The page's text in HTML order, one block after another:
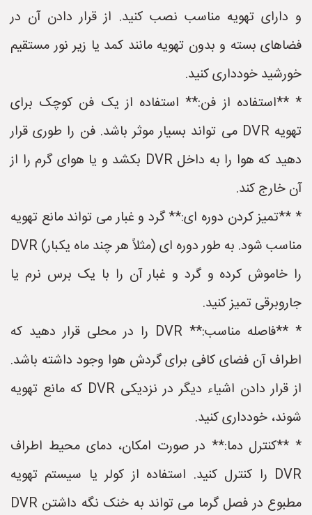
و دارای تهویه مناسب نصب کنید. از قرار دادن آن در
فضاهای بسته و بدون تهویه مانند کمد یا زیر نور مستقیم
خورشید خودداری کنید.
* **استفاده از فن:** استفاده از یک فن کوچک برای
تهویه DVR می تواند بسیار موثر باشد. فن را طوری قرار
دهید که هوا را به داخل DVR بکشد و یا هوای گرم را از
آن خارج کند.
* **تمیز کردن دوره ای:** گرد و غبار می تواند مانع تهویه
مناسب شود. به طور دوره ای (مثلاً هر چند ماه یکبار) DVR
را خاموش کرده و گرد و غبار آن را با یک برس نرم یا
جاروبرقی تمیز کنید.
* **فاصله مناسب:** DVR را در محلی قرار دهید که
اطراف آن فضای کافی برای گردش هوا وجود داشته باشد.
از قرار دادن اشیاء دیگر در نزدیکی DVR که مانع تهویه
شوند، خودداری کنید.
* **کنترل دما:** در صورت امکان، دمای محیط اطراف
DVR را کنترل کنید. استفاده از کولر یا سیستم تهویه
مطبوع در فصل گرما می تواند به خنک نگه داشتن DVR